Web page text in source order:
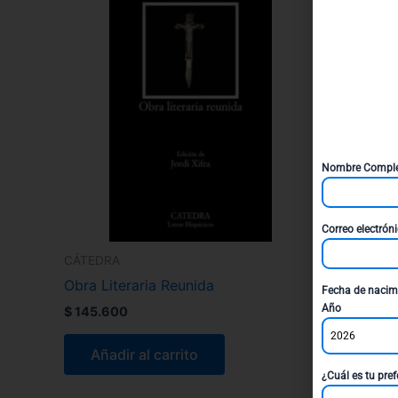
CÁTEDRA
Obra Literaria Reunida
$ 145.600
Añadir al carrito
Nombre
Correo
Fecha de
Año
2026
¿Cuál es tu